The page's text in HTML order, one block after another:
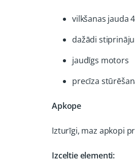
vilkšanas jauda
dažādi
jaudīgs motors
precīza
Apkope
Izturīgi, maz apkopi
Izceltie elementi: